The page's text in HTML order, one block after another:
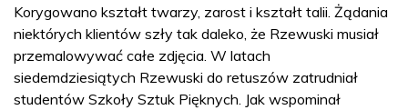
Korygowano kształt twarzy, zarost i kształt talii. Żądania
niektórych klientów szły tak daleko, że Rzewuski musiał
przemalowywać całe zdjęcia. W latach
siedemdziesiątych Rzewuski do retuszów zatrudniał
studentów Szkoły Sztuk Pięknych. Jak wspominał